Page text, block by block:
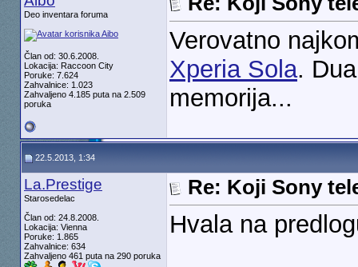
Deo inventara foruma
Član od: 30.6.2008.
Lokacija: Raccoon City
Poruke: 7.624
Zahvalnice: 1.023
Zahvaljeno 4.185 puta na 2.509
poruka
Verovatno
Xperia Sola.
memorija...
22.5.2013, 1:34
La.Prestige
Starosedelac
Član od: 24.8.2008.
Lokacija: Vienna
Poruke: 1.865
Zahvalnice: 634
Zahvaljeno 461 puta na 290 poruka
Re: Koji Sony
Hvala na